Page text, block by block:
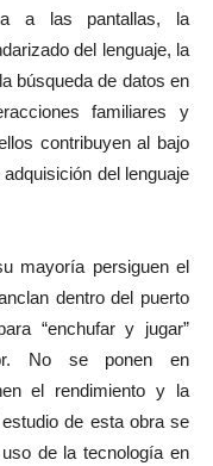
a las pantallas, la
del lenguaje, la
búsqueda de datos en
familiares y
contribuyen al bajo
del lenguaje
mayoría persiguen el
dentro del puerto
“enchufar y jugar”
No se ponen en
el rendimiento y la
de esta obra se
de la tecnología en